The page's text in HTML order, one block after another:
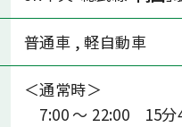
普通車 ,軽自動車
＜通常時＞
7:00 ～ 22:00 15